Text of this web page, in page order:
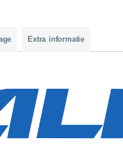
Extra informatie